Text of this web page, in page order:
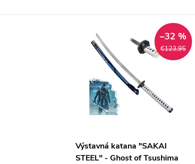
€123,95
–32 %
Výstavná katana "SAKAI
STEEL" - Ghost of Tsushima